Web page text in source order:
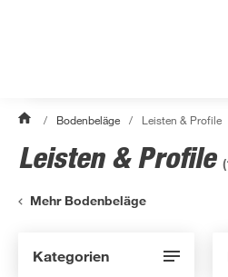
/ Bodenbeläge / Leisten & Profile
Leisten & Profile (
Mehr Bodenbeläge
Kategorien